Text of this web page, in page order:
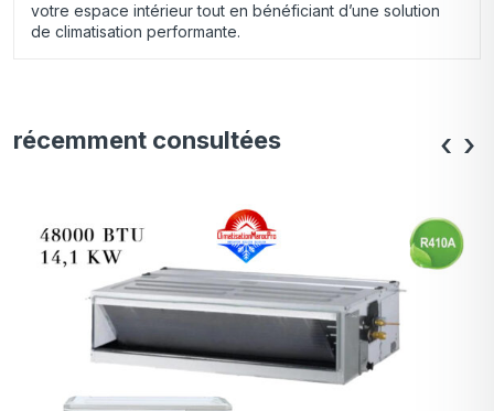
votre espace intérieur tout en bénéficiant d’une solution
de climatisation performante.
récemment consultées ‹ ›